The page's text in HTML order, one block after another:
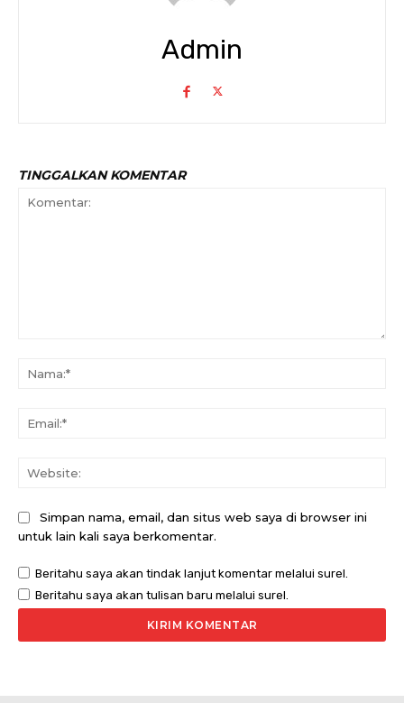
Admin
TINGGALKAN KOMENTAR
Simpan nama, email, dan situs web saya di browser ini
untuk lain kali saya berkomentar.
Beritahu saya akan tindak lanjut komentar melalui surel.
Beritahu saya akan tulisan baru melalui surel.